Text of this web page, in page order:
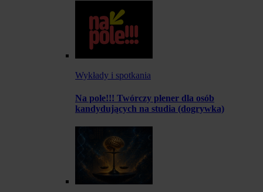
Wykłady i spotkania
Na pole!!! Twórczy plener dla osób
kandydujących na studia (dogrywka)